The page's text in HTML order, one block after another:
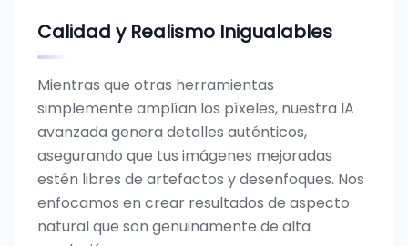
Calidad y Realismo Inigualables
Mientras que otras herramientas
simplemente amplían los píxeles, nuestra IA
avanzada genera detalles auténticos,
asegurando que tus imágenes mejoradas
estén libres de artefactos y desenfoques. Nos
enfocamos en crear resultados de aspecto
natural que son genuinamente de alta